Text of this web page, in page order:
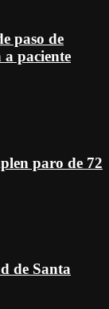
paso de
paciente
paro de 72
de Santa